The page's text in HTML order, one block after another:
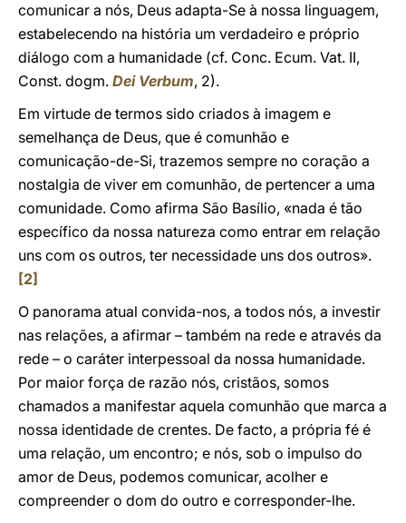
comunicar a nós, Deus adapta-Se à nossa linguagem,
estabelecendo na história um verdadeiro e próprio
diálogo com a humanidade (cf. Conc. Ecum. Vat. II,
Const. dogm. Dei Verbum, 2).
Em virtude de termos sido criados à imagem e
semelhança de Deus, que é comunhão e
comunicação-de-Si, trazemos sempre no coração a
nostalgia de viver em comunhão, de pertencer a uma
comunidade. Como afirma São Basílio, «nada é tão
específico da nossa natureza como entrar em relação
uns com os outros, ter necessidade uns dos outros».
[2]
O panorama atual convida-nos, a todos nós, a investir
nas relações, a afirmar – também na rede e através da
rede – o caráter interpessoal da nossa humanidade.
Por maior força de razão nós, cristãos, somos
chamados a manifestar aquela comunhão que marca a
nossa identidade de crentes. De facto, a própria fé é
uma relação, um encontro; e nós, sob o impulso do
amor de Deus, podemos comunicar, acolher e
compreender o dom do outro e corresponder-lhe.